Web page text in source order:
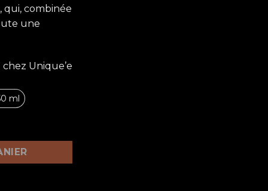
combinée
une
Unique’e
ml